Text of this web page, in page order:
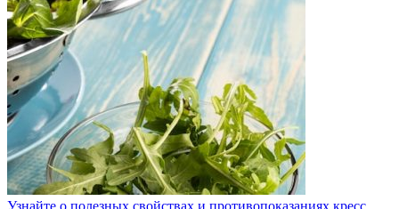
Узнайте о полезных свойствах и противопоказаниях кресс